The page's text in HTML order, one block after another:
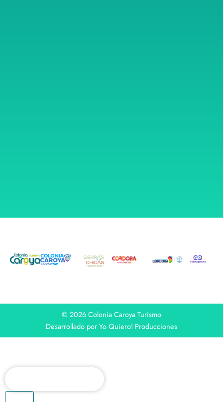
© 2026 Colonia Caroya Turismo
Desarrollado por Yo Quiero! Producciones